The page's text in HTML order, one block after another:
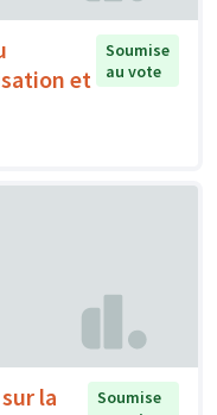
et
Soumise
au vote
la
Soumise